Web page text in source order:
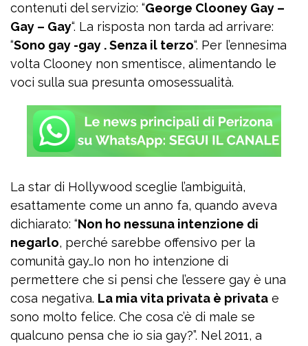
contenuti del servizio: “George Clooney Gay –
Gay – Gay“. La risposta non tarda ad arrivare:
“Sono gay -gay . Senza il terzo“. Per l’ennesima
volta Clooney non smentisce, alimentando le
voci sulla sua presunta omosessualità.
La star di Hollywood sceglie l’ambiguità,
esattamente come un anno fa, quando aveva
dichiarato: “Non ho nessuna intenzione di
negarlo, perché sarebbe offensivo per la
comunità gay…Io non ho intenzione di
permettere che si pensi che l’essere gay è una
cosa negativa. La mia vita privata è privata e
sono molto felice. Che cosa c’è di male se
qualcuno pensa che io sia gay?”. Nel 2011, a